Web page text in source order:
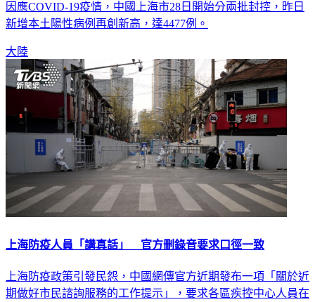
因應COVID-19疫情，中國上海市28日開始分兩批封控，昨日
新增本土陽性病例再創新高，達4477例。
大陸
上海防疫人員「講真話」 官方刪錄音要求口徑一致
上海防疫政策引發民怨，中國網傳官方近期發布一項「關於近
期做好市民諮詢服務的工作提示」，要求各區疾控中心人員在